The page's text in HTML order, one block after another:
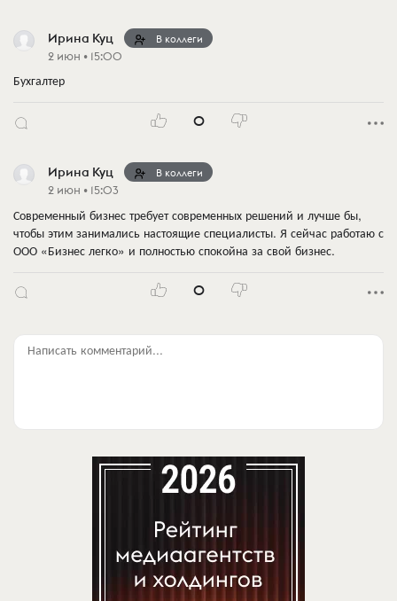
Ирина Куц В коллеги
2 июн • 15:00
Бухгалтер
0
Ирина Куц В коллеги
2 июн • 15:03
Современный бизнес требует современных решений и лучше бы,
чтобы этим занимались настоящие специалисты. Я сейчас работаю с
ООО «Бизнес легко» и полностью спокойна за свой бизнес.
0
Написать комментарий...